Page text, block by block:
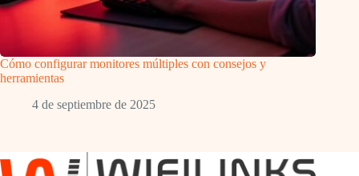
Cómo configurar monitores múltiples con consejos y
herramientas
4 de septiembre de 2025